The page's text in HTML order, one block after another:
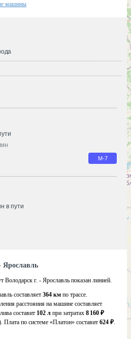
машины
М-7
в пути
Ярославль
Володарск г. - Ярославль показан линией.
составляет 364 км по трассе.
расстояния на машине составляет
составит 102 л при затратах 8 160 ₽
. Плата по системе «Платон» составит 624 ₽.